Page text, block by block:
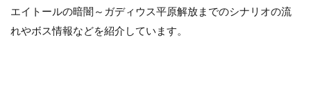
エイトールの暗闇～ガディウス平原解放までのシナリオの流
れやボス情報などを紹介しています。